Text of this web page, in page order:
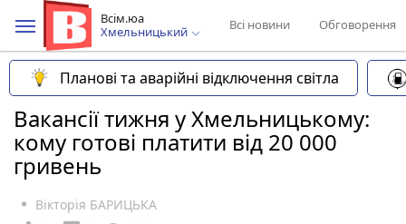
Всім.юа
Хмельницький
Всі новини Обговорення
Планові та аварійні відключення світла
Вакансії тижня у Хмельницькому:
кому готові платити від 20 000
гривень
Вікторія БАРИЦЬКА